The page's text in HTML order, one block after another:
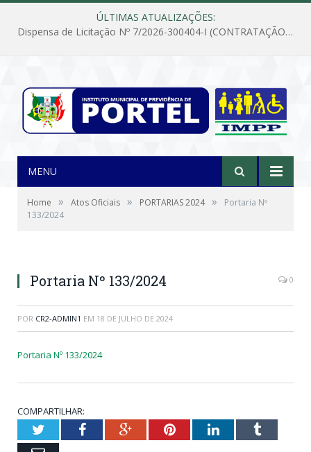
ÚLTIMAS ATUALIZAÇÕES:
Dispensa de Licitação Nº 7/2026-300404-I (CONTRATAÇÃO DE EMPRESA PARA MANUTENÇÃO E REPARAÇÃO DE APARELHOS DE AR CONDICIONADO, EM ATENDIMENTO ÀS NECESSIDADES DO INSTITUTO DE PREVIDÊNCIA MUNICIPAL DE PORTEL/PA)
MENU
Home » Atos Oficiais » PORTARIAS 2024 »
Portaria Nº
133/2024
Portaria Nº 133/2024 0
POR CR2-ADMIN1 EM 18 DE JULHO DE 2024
Portaria Nº 133/2024
COMPARTILHAR:
TwitterFacebookGoogle+PinterestLinkedInTumblr